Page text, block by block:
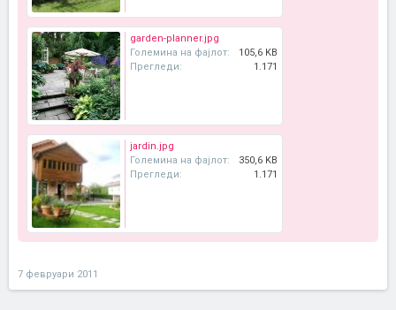
garden-planner.jpg
Големина на фајлот:
105,6 KB
Прегледи:
1.171
jardin.jpg
Големина на фајлот:
350,6 KB
Прегледи:
1.171
7 февруари 2011